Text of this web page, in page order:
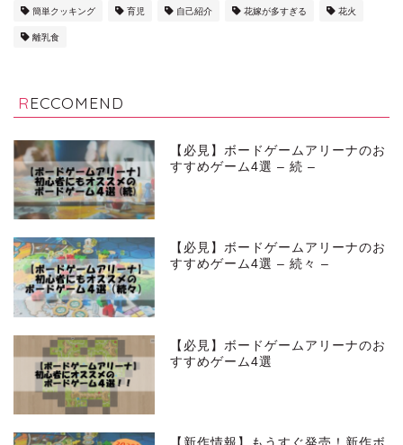
簡単クッキング 育児 自己紹介 花嫁が多すぎる 花火
離乳食
RECCOMEND
【必見】ボードゲームアリーナのお
すすめゲーム4選 – 続 –
【必見】ボードゲームアリーナのお
すすめゲーム4選 – 続々 –
【必見】ボードゲームアリーナのお
すすめゲーム4選